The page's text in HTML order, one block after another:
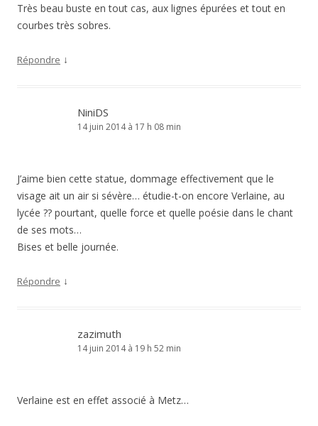
Très beau buste en tout cas, aux lignes épurées et tout en
courbes très sobres.
Répondre ↓
NiniDS
14 juin 2014 à 17 h 08 min
J’aime bien cette statue, dommage effectivement que le
visage ait un air si sévère… étudie-t-on encore Verlaine, au
lycée ?? pourtant, quelle force et quelle poésie dans le chant
de ses mots…
Bises et belle journée.
Répondre ↓
zazimuth
14 juin 2014 à 19 h 52 min
Verlaine est en effet associé à Metz…